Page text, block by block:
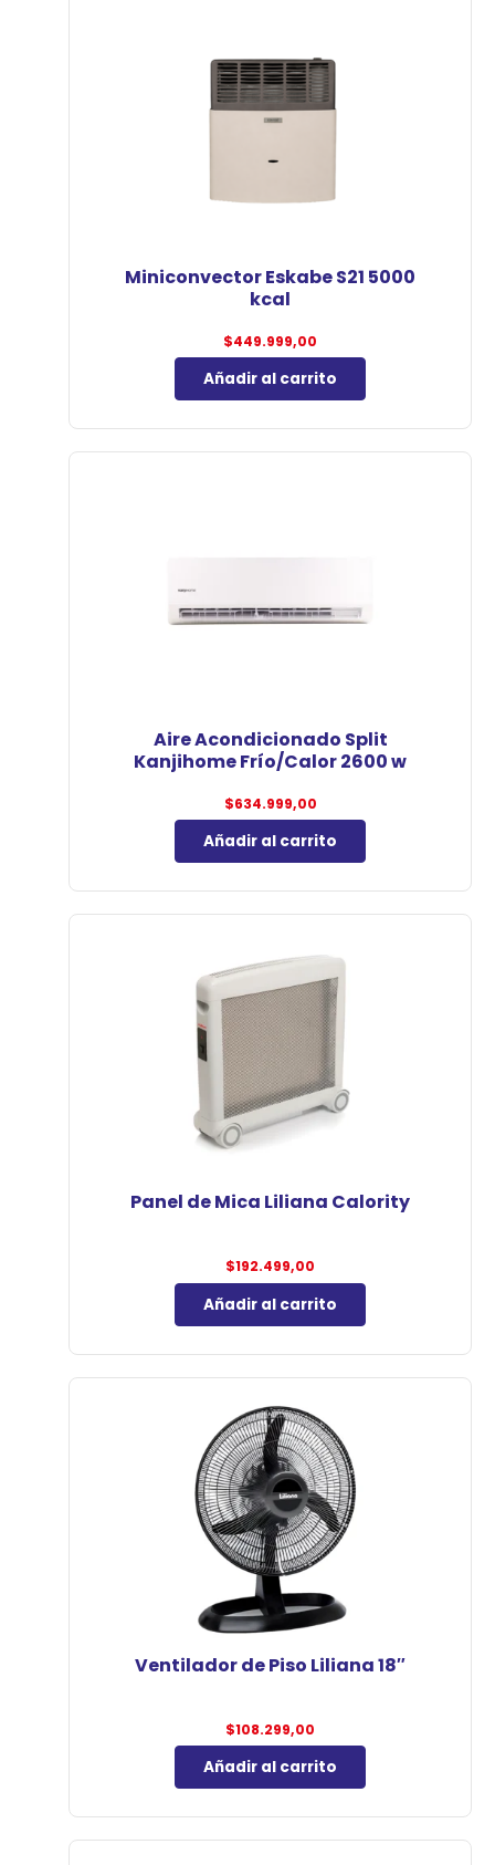
Miniconvector Eskabe S21 5000
kcal
$449.999,00
Añadir al carrito
Aire Acondicionado Split
Kanjihome Frío/Calor 2600 w
$634.999,00
Añadir al carrito
Panel de Mica Liliana Calority
$192.499,00
Añadir al carrito
Ventilador de Piso Liliana 18″
$108.299,00
Añadir al carrito